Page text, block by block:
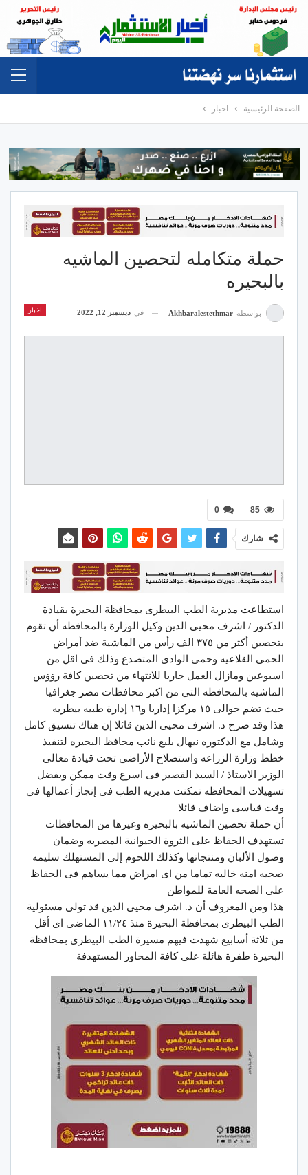
الصفحة الرئيسية اخبار
حملة متكامله لتحصين الماشيه
بالبحيره
اخبار بواسطة Akhbaralestethmar في ديسمبر 12, 2022
0 85
شارك
استطاعت مديرية الطب البيطرى بمحافظة البحيرة بقيادة
الدكتور / اشرف محيى الدين وكيل الوزارة بالمحافظه أن تقوم
بتحصين أكثر من ٣٧٥ الف رأس من الماشية ضد أمراض
الحمى القلاعيه وحمى الوادى المتصدع وذلك فى اقل من
اسبوعين ومازال العمل جاريا للانتهاء من تحصين كافة رؤؤس
الماشيه بالمحافظه التي من اكبر محافظات مصر جغرافيا
حيث تضم حوالى ١٥ مركزا إداريا و١٦ إدارة طبيه بيطريه
هذا وقد صرح د. اشرف محيى الدين قائلا إن هناك تنسيق كامل
وشامل مع الدكتوره نيهال بلبع نائب محافظ البحيره لتنفيذ
خطط وزارة الزراعه واستصلاح الأراضي تحت قيادة معالى
الوزير الاستاذ / السيد القصير فى اسرع وقت ممكن وبفضل
تسهيلات المحافظه تمكنت مديريه الطب فى إنجاز أعمالها في
وقت قياسى واضاف قائلا
أن حملة تحصين الماشيه بالبحيره وغيرها من المحافظات
تستهدف الحفاظ على الثروة الحيوانية المصريه وضمان
وصول الألبان ومنتجاتها وكذلك اللحوم إلى المستهلك سليمه
صحيه امنه خاليه تماما من اى امراض مما يساهم فى الحفاظ
على الصحه العامة للمواطن
هذا ومن المعروف أن د. اشرف محيى الدين قد تولى مسئولية
الطب البيطرى بمحافظة البحيرة منذ ١١/٢٤ الماضى اى أقل
من ثلاثة أسابيع شهدت فيهم مسيرة الطب البيطرى بمحافظة
البحيرة طفرة هائلة على كافة المحاور المستهدفة